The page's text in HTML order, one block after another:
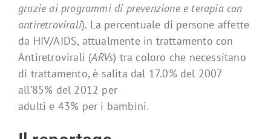
grazie ai programmi di prevenzione e terapia con
antiretrovirali). La percentuale di persone affette
da HIV/AIDS, attualmente in trattamento con
Antiretrovirali (ARVs) tra coloro che necessitano
di trattamento, è salita dal 17.0% del 2007
all’85% del 2012 per
adulti e 43% per i bambini.